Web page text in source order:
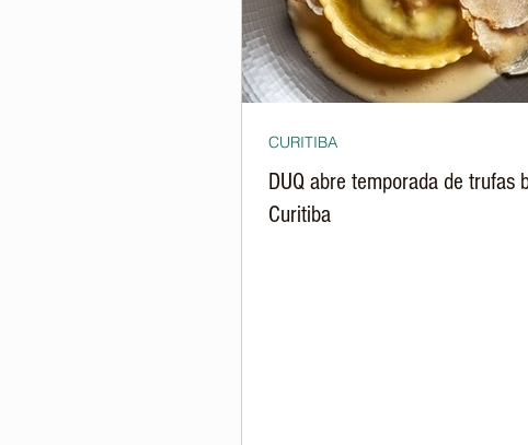
DUQ abre temporada de trufas
Curitiba
CURITIBA